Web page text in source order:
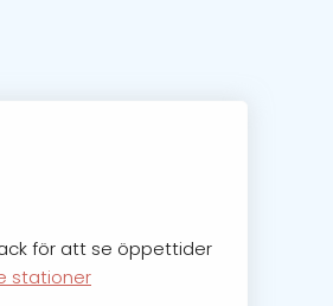
för att se öppettider
stationer